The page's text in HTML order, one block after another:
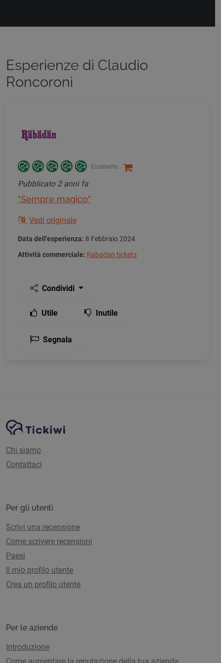
Esperienze di Claudio
Roncoroni
Eccellente
Pubblicato 2 anni fa
"Sempre magico"
Vedi originale
Data dell'esperienza: 8 Febbraio 2024
Attività commerciale: Rabadan tickets
Condividi
Utile Inutile
Segnala
Navigazione del sito
Piattaforma Tickiwi
Chi siamo
Contattaci
Per gli utenti
Scrivi una recensione
Come scrivere recensioni
Paesi
Il mio profilo utente
Crea un profilo utente
Per le aziende
Introduzione